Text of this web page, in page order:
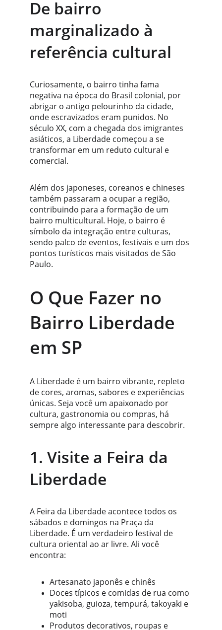
De bairro
marginalizado à
referência cultural
Curiosamente, o bairro tinha fama
negativa na época do Brasil colonial, por
abrigar o antigo pelourinho da cidade,
onde escravizados eram punidos. No
século XX, com a chegada dos imigrantes
asiáticos, a Liberdade começou a se
transformar em um reduto cultural e
comercial.
Além dos japoneses, coreanos e chineses
também passaram a ocupar a região,
contribuindo para a formação de um
bairro multicultural. Hoje, o bairro é
símbolo da integração entre culturas,
sendo palco de eventos, festivais e um dos
pontos turísticos mais visitados de São
Paulo.
O Que Fazer no
Bairro Liberdade
em SP
A Liberdade é um bairro vibrante, repleto
de cores, aromas, sabores e experiências
únicas. Seja você um apaixonado por
cultura, gastronomia ou compras, há
sempre algo interessante para descobrir.
1. Visite a Feira da
Liberdade
A Feira da Liberdade acontece todos os
sábados e domingos na Praça da
Liberdade. É um verdadeiro festival de
cultura oriental ao ar livre. Ali você
encontra:
Artesanato japonês e chinês
Doces típicos e comidas de rua como
yakisoba, guioza, tempurá, takoyaki e
moti
Produtos decorativos, roupas e